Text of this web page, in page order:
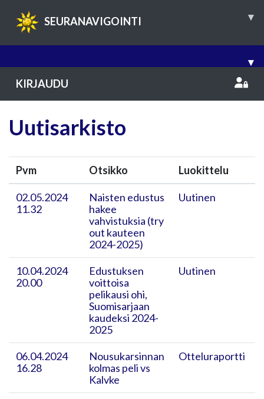
SEURANAVIGOINTI ▾
▾
KIRJAUDU
Uutisarkisto
Pvm Otsikko Luokittelu
02.05.2024
11.32
Naisten edustus
hakee
vahvistuksia (try
out kauteen
2024-2025)
Uutinen
10.04.2024
20.00
Edustuksen
voittoisa
pelikausi ohi,
Suomisarjaan
kaudeksi 2024-
2025
Uutinen
06.04.2024
16.28
Nousukarsinnan
kolmas peli vs
Kalvke
Otteluraportti